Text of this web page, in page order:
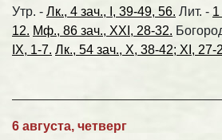
Утр. - Лк., 4 зач., I, 39-49, 56. Лит. -
12. Мф., 86 зач., XXI, 28-32.
IX, 1-7. Лк., 54 зач., X, 38-42; XI, 27-
6 августа, четверг